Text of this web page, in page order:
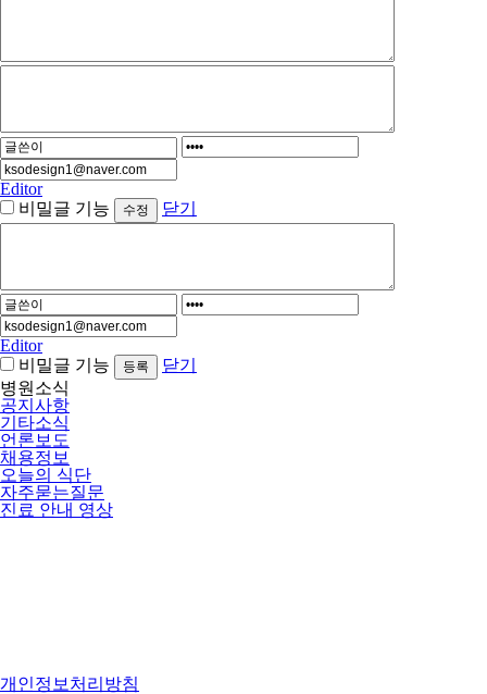
Editor
비밀글 기능
닫기
Editor
비밀글 기능
닫기
병원소식
공지사항
기타소식
언론보도
채용정보
오늘의 식단
자주묻는질문
진료 안내 영상
개인정보처리방침